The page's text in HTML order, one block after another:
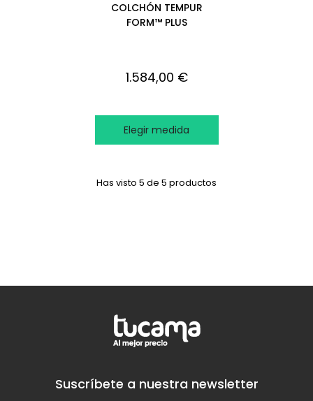
COLCHÓN TEMPUR
FORM™️ PLUS
1.584,00 €
Elegir medida
Has visto 5 de 5 productos
Suscríbete a nuestra newsletter